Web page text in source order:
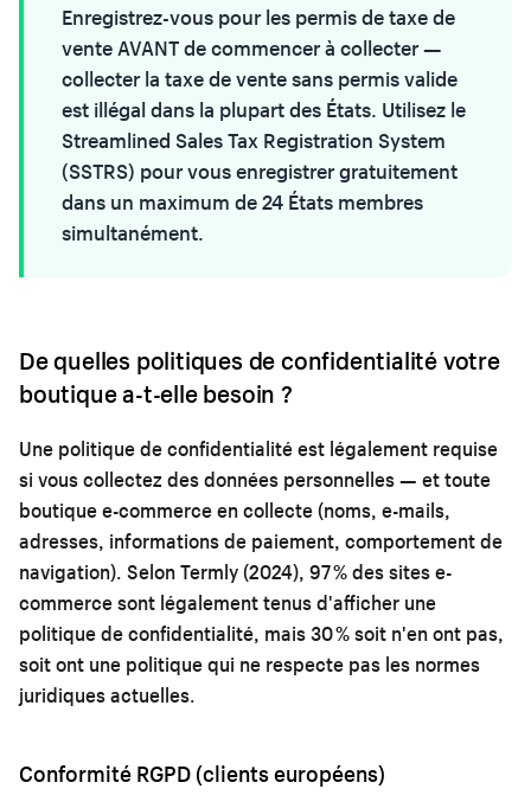
Enregistrez-vous pour les permis de taxe de
vente AVANT de commencer à collecter —
collecter la taxe de vente sans permis valide
est illégal dans la plupart des États. Utilisez le
Streamlined Sales Tax Registration System
(SSTRS) pour vous enregistrer gratuitement
dans un maximum de 24 États membres
simultanément.
De quelles politiques de confidentialité votre
boutique a-t-elle besoin ?
Une politique de confidentialité est légalement requise
si vous collectez des données personnelles — et toute
boutique e-commerce en collecte (noms, e-mails,
adresses, informations de paiement, comportement de
navigation). Selon Termly (2024), 97 % des sites e-
commerce sont légalement tenus d'afficher une
politique de confidentialité, mais 30 % soit n'en ont pas,
soit ont une politique qui ne respecte pas les normes
juridiques actuelles.
Conformité RGPD (clients européens)